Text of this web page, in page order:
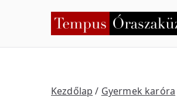
Kezdőlap / Gyermek karóra